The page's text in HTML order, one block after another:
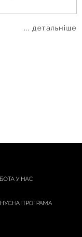
... детальніше
У НАС
ПРОГРАМА